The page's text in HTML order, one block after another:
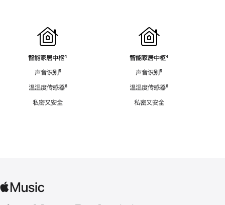
智能家居中枢脚
⁴
声音识别脚
⁵
温湿度传感器脚
⁶
私密又安全
智能家居中枢脚
⁴
声音识别脚
⁵
温湿度传感器脚
⁶
私密又安全